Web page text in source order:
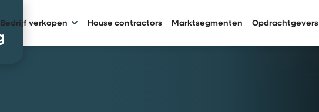
Bedrijf verkopen House contractors Marktsegmenten Opdrachtgevers